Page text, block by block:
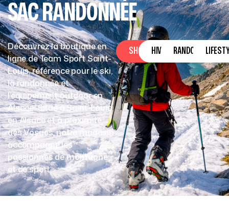
SAC RANDONNÉE
Découvrez la boutique en
ligne de Team Sport Saint-
Louis, référence pour le ski,
la randonnée et
l’équipement outdoor en
Alsace. Situé à Saint-Louis,
en Alsace et à proximité
des Vosges, notre magasin
accompagne les
passionnés de montagne
et de sport.
SHOP HIVER RANDONNÉE